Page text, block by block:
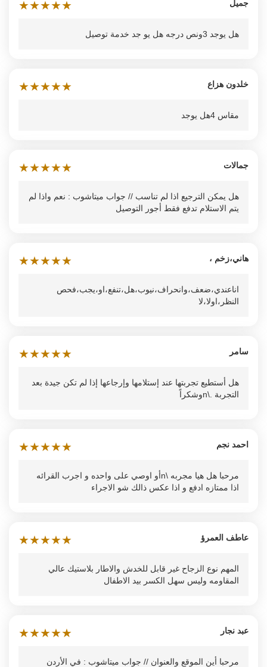
جميل ★
★
★
★
★
هل يوجد 3ونص درجه هل يو جد خدمة توصيل
خلدون هزاع ★
★
★
★
★
مقاس 4هل يوجد
جمالات ★
★
★
★
★
هل يمكن الترجيع اذا لم تناسب // جواب ميتاشوب : نعم واذا لم
يتم الاستلام تدفع فقط أجور التوصيل
هاني،زخم ، ★
★
★
★
★
اناعندي،ضعف،وانحراف،نيوب،هل،تنفع،او،يجب،فحص
النظر،اولا،لا
سامر ★
★
★
★
★
هل أستطيع تجربتها عند إستلامها وإرجاعها إذا لم تكن جيدة بعد
التجربة .\nوشكراً
احمد نجم ★
★
★
★
★
مرحبا هل هيا مجربه \nأو اوصي على واحده و اجرب القرائه
اذا ممتازه ادفع و اذا عكس ذالك شو الاجراء
عاطف العمرؤ ★
★
★
★
★
المهم نوع الزجاح غير قابل للخدش والاطار بلاستيك عالي
المقاومه وليس سهل الكسر بيد الاطفال
عبد نجار ★
★
★
★
★
مرحبا أين الموقع والعنوان // جواب ميتاشوب : في الأردن